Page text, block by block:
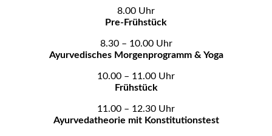
8.00 Uhr
Pre-Frühstück
8.30 – 10.00 Uhr
Ayurvedisches Morgenprogramm & Yoga
10.00 – 11.00 Uhr
Frühstück
11.00 – 12.30 Uhr
Ayurvedatheorie mit Konstitutionstest